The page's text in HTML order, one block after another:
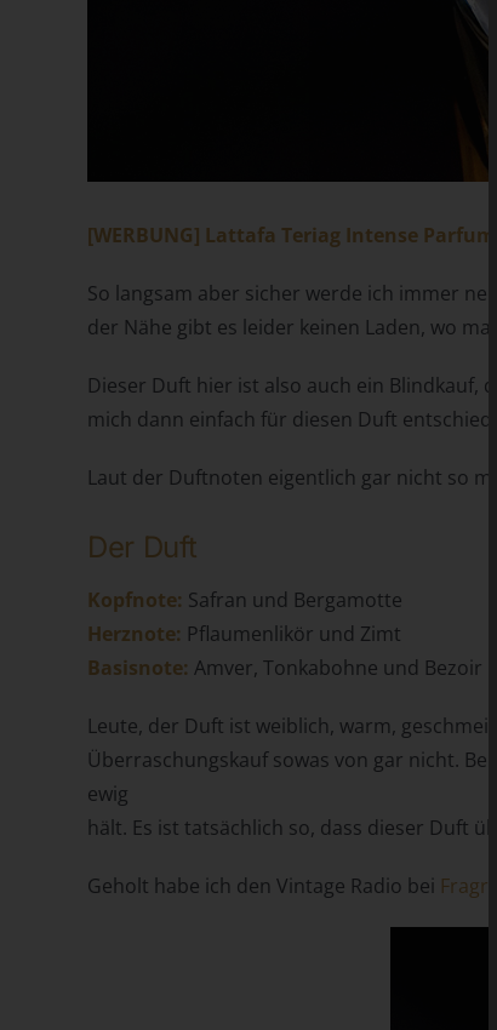
[WERBUNG] Lattafa Teriag Intense Parfum
So langsam aber sicher werde ich immer
der Nähe gibt es leider keinen Laden, wo
Dieser Duft hier ist also auch ein Blindkauf,
mich dann einfach für diesen Duft
Laut der Duftnoten eigentlich gar nicht so
Der Duft
Kopfnote: Safran und Bergamotte
Herznote: Pflaumenlikör und Zimt
Basisnote: Amver, Tonkabohne und Bezoir
Leute, der Duft ist weiblich, warm,
Überraschungskauf sowas von gar nicht.
ewig
hält. Es ist tatsächlich so, dass dieser Duft
Geholt habe ich den Vintage Radio bei